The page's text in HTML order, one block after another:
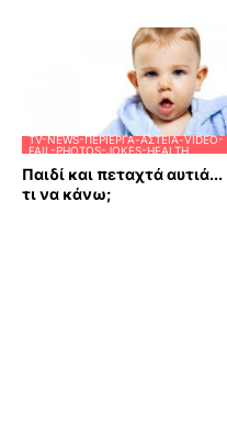
TV-NEWS-ΠΕΡΊΕΡΓΑ-ΑΣΤΕΊΑ-VIDEO-
FAIL-PHOTOS-JOKES-HEALTH
Παιδί και πεταχτά αυτιά...
τι να κάνω;